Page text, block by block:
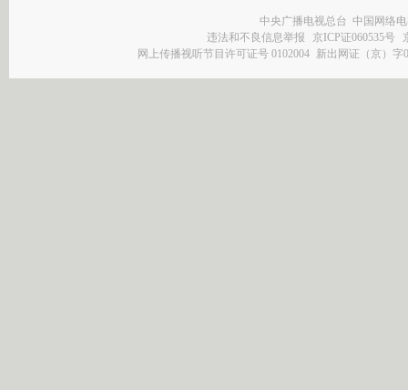
中央广播电视总台 中国网络
违法和不良信息举报
京ICP证060535号
网上传播视听节目许可证号 0102004 新出网证（京）